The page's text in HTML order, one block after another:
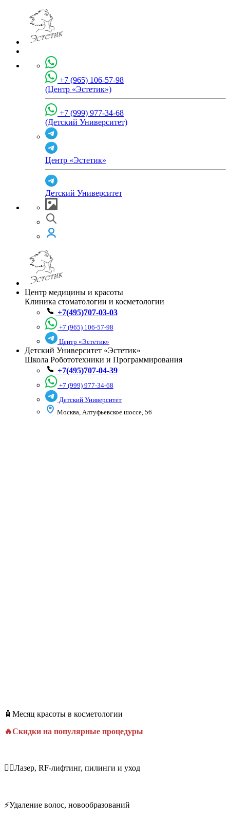
+7 (965) 106-57-98
(Центр «Эстетик»)
+7 (999) 977-34-68
(Детский Университет)
Центр «Эстетик»
Детский Университет
Центр медицины и красоты
Клиника стоматологии и косметологии
+7(495)707-03-03
+7 (965) 106-57-98
Центр «Эстетик»
Детский Университет «Эстетик»
Школа Робототехники и Программирования
+7(495)707-04-39
+7 (999) 977-34-68
Детский Университет
Москва, Алтуфьевское шоссе, 56
🧴Месяц красоты в косметологии
🔥Скидки на популярные процедуры
💆‍♀️Лазер, RF-лифтинг, пилинги и уход
⚡Удаление волос, новообразований